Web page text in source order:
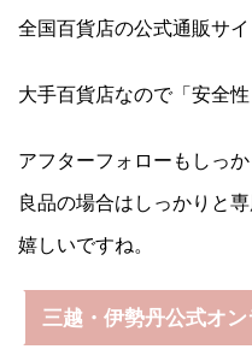
全国百貨店の公式通販サ
大手百貨店なので「安全
アフターフォローもしっ
良品の場合はしっかりと
嬉しいですね。
三越・伊勢丹公式オ